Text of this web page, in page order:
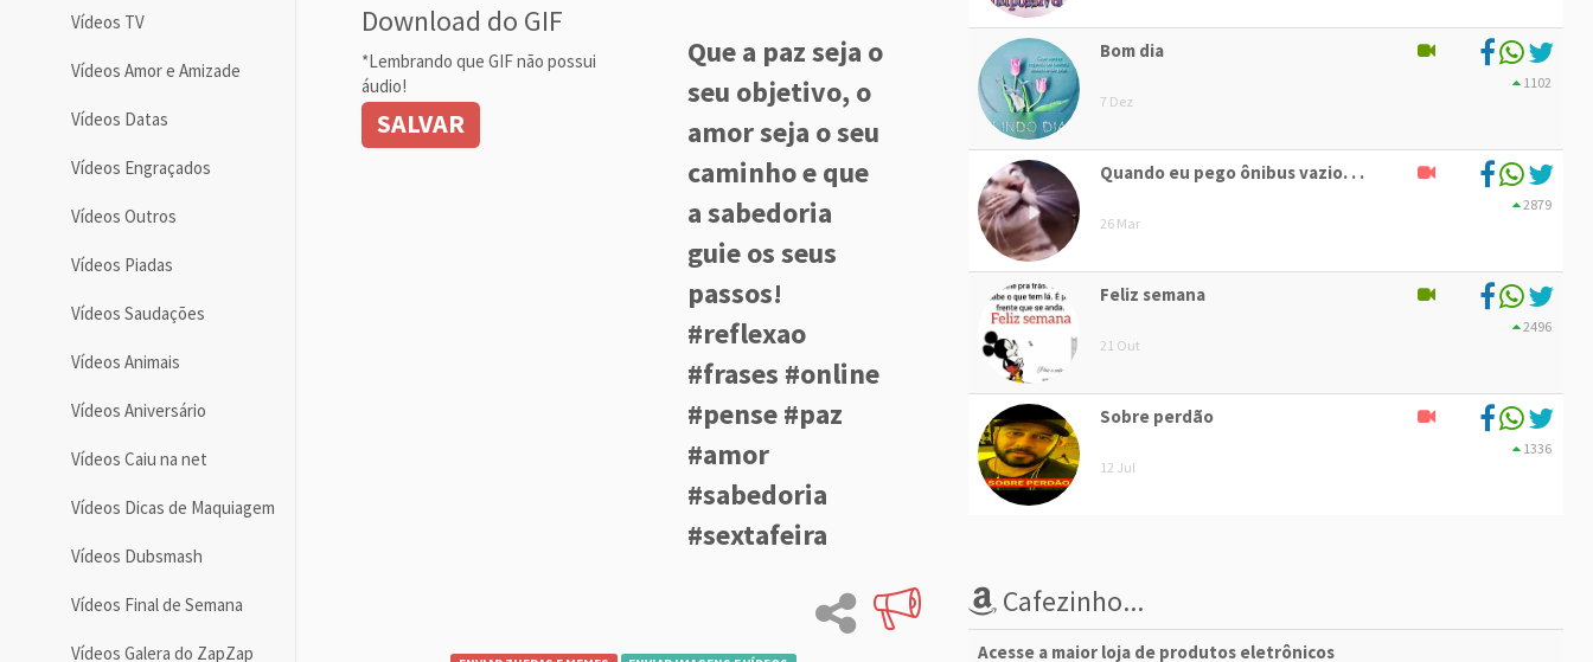
Vídeos TV
Vídeos Amor e Amizade
Vídeos Datas
Vídeos Engraçados
Vídeos Outros
Vídeos Piadas
Vídeos Saudações
Vídeos Animais
Vídeos Aniversário
Vídeos Caiu na net
Vídeos Dicas de Maquiagem
Vídeos Dubsmash
Vídeos Final de Semana
Vídeos Galera do ZapZap
Download do GIF
*Lembrando que GIF não possui
áudio!
SALVAR
Que a paz seja o
seu objetivo, o
amor seja o seu
caminho e que
a sabedoria
guie os seus
passos!
#reflexao
#frases #online
#pense #paz
#amor
#sabedoria
#sextafeira
Bom dia
7 Dez
1102
Quando eu pego ônibus vazio. . .
26 Mar
2879
Feliz semana
21 Out
2496
Sobre perdão
12 Jul
1336
Cafezinho...
Acesse a maior loja de produtos eletrônicos